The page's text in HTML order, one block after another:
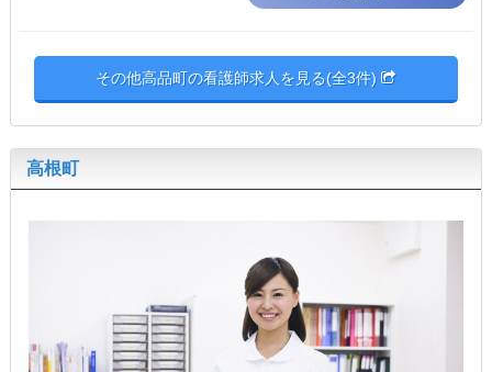
その他高品町の看護師求人を見る(全3件)
高根町